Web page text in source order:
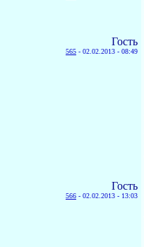
Гость
565 - 02.02.2013 - 08:49
Гость
566 - 02.02.2013 - 13:03